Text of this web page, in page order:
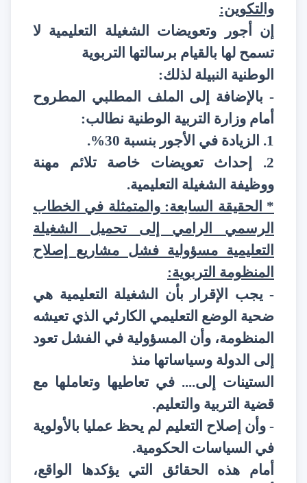
والتكوين:
إن أجور وتعويضات الشغيلة التعليمية لا
تسمح لها بالقيام برسالتها التربوية
الوطنية النبيلة لذلك:
- بالإضافة إلى الملف المطلبي المطروح
أمام وزارة التربية الوطنية نطالب:
1. الزيادة في الأجور بنسبة 30%.
2. إحداث تعويضات خاصة تلائم مهنة
ووظيفة الشغيلة التعليمية.
* الحقيقة السابعة: والمتمثلة في الخطاب
الرسمي الرامي إلى تحميل الشغيلة
التعليمية مسؤولية فشل مشاريع إصلاح
المنظومة التربوية:
- يجب الإقرار بأن الشغيلة التعليمية هي
ضحية الوضع التعليمي الكارثي الذي تعيشه
المنظومة، وأن المسؤولية في الفشل تعود
إلى الدولة وسياساتها منذ
الستينات إلى.... في تعاطيها وتعاملها مع
قضية التربية والتعليم.
- وأن إصلاح التعليم لم يحظ عمليا بالأولوية
في السياسات الحكومية.
أمام هذه الحقائق التي يؤكدها الواقع،